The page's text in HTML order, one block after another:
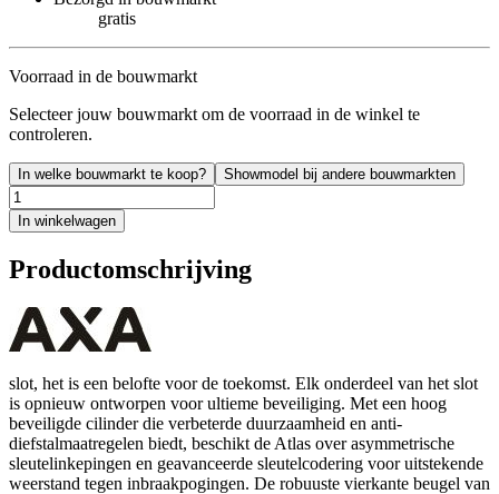
gratis
Voorraad in de bouwmarkt
Selecteer jouw bouwmarkt om de voorraad in de winkel te
controleren.
In welke bouwmarkt te koop? Showmodel bij andere bouwmarkten
In winkelwagen
Productomschrijving
slot, het is een belofte voor de toekomst. Elk onderdeel van het slot
is opnieuw ontworpen voor ultieme beveiliging. Met een hoog
beveiligde cilinder die verbeterde duurzaamheid en anti-
diefstalmaatregelen biedt, beschikt de Atlas over asymmetrische
sleutelinkepingen en geavanceerde sleutelcodering voor uitstekende
weerstand tegen inbraakpogingen. De robuuste vierkante beugel van